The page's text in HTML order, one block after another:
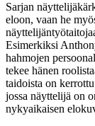
Sarjan
eloon, vaan he
Esimerkiksi
hahmojen
tekee hänen
taidoista on
jossa näyttelijä on
nykyaikaisen